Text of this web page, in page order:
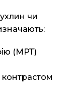
чи
(МРТ)